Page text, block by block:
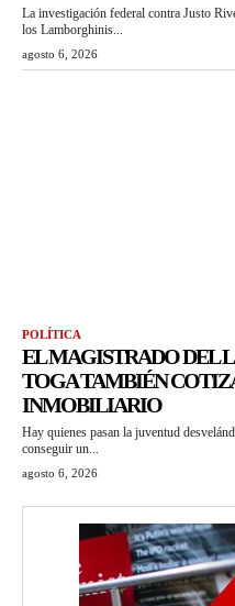
La investigación federal contra Justo
los Lamborghinis...
agosto 6, 2026
POLÍTICA
EL MAGISTRADO DEL
TOGA TAMBIÉN
INMOBILIARIO
Hay quienes pasan la juventud
conseguir un...
agosto 6, 2026